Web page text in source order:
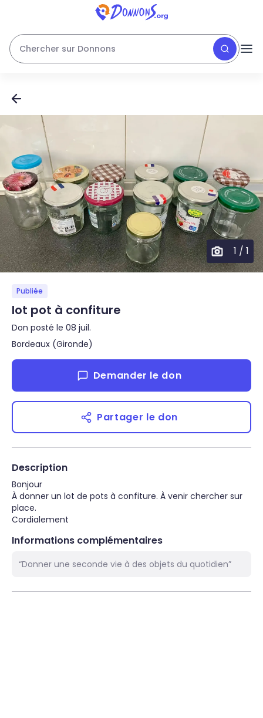
Chercher sur Donnons
1 / 1
Publiée
lot pot à confiture
Don posté le 08 juil.
Bordeaux (Gironde)
Demander le don
Partager le don
Description
Bonjour
À donner un lot de pots à confiture. À venir chercher sur
place.
Cordialement
Informations complémentaires
“Donner une seconde vie à des objets du quotidien”